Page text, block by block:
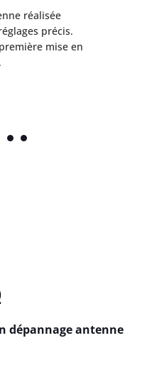
réalisée
précis.
mise en
dépannage antenne